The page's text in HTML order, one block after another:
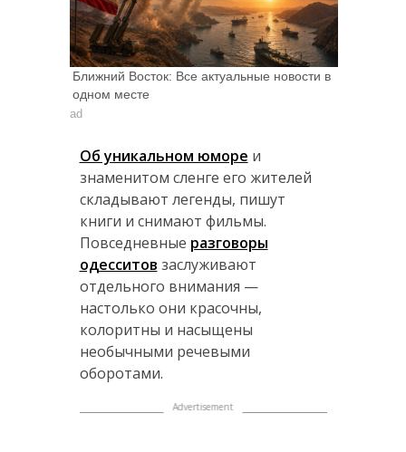
Ближний Восток: Все актуальные новости в
одном месте
ad
Об уникальном юморе и
знаменитом сленге его жителей
складывают легенды, пишут
книги и снимают фильмы.
Повседневные разговоры
одесситов заслуживают
отдельного внимания —
настолько они красочны,
колоритны и насыщены
необычными речевыми
оборотами.